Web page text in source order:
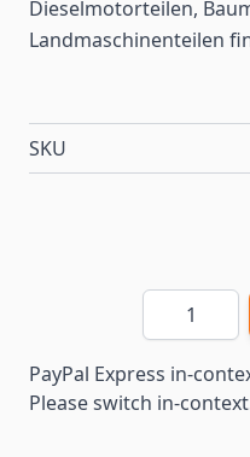
Dieselmotorteilen,
Landmaschinenteilen
SKU
Menge
PayPal Express in-
Please switch in-